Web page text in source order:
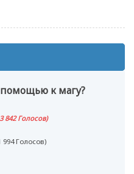
к магу?
842 Голосов)
994 Голосов)